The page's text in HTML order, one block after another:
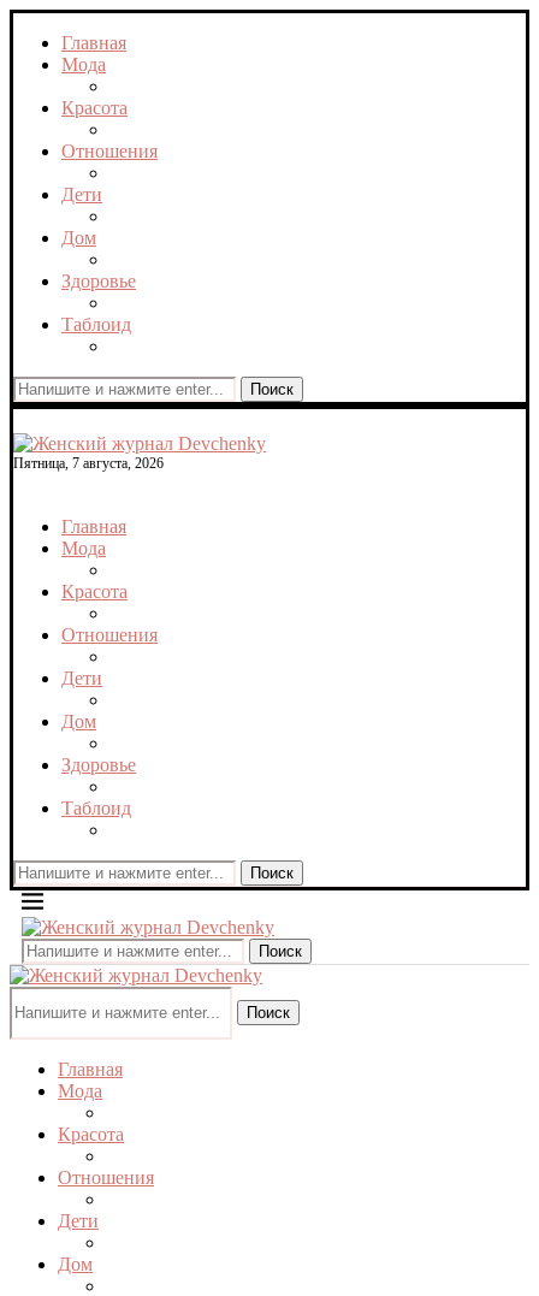
Главная
Мода
Красота
Отношения
Дети
Дом
Здоровье
Таблоид
Поиск
Пятница, 7 августа, 2026
Главная
Мода
Красота
Отношения
Дети
Дом
Здоровье
Таблоид
Поиск
Поиск
Поиск
Главная
Мода
Красота
Отношения
Дети
Дом